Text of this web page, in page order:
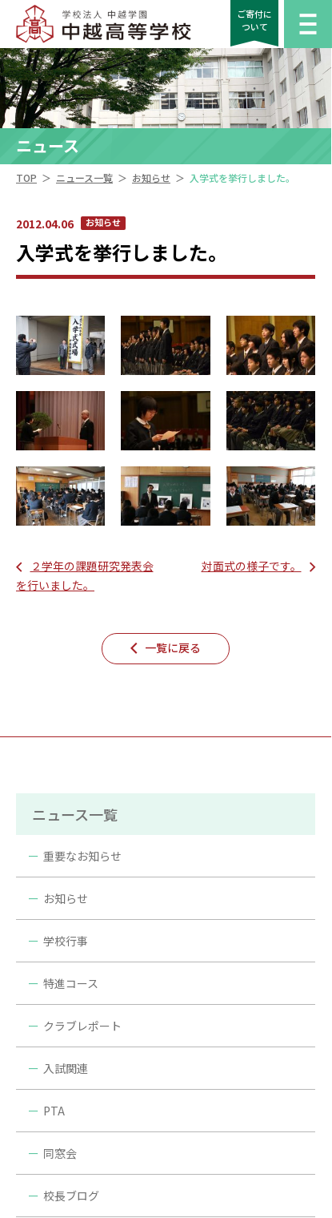
ご寄付に
ついて
ニュース
TOP ＞ ニュース一覧 ＞ お知らせ ＞ 入学式を挙行しました。
2012.04.06 お知らせ
入学式を挙行しました。
２学年の課題研究発表会
を行いました。
対面式の様子です。
一覧に戻る
ニュース一覧
重要なお知らせ
お知らせ
学校行事
特進コース
クラブレポート
入試関連
PTA
同窓会
校長ブログ